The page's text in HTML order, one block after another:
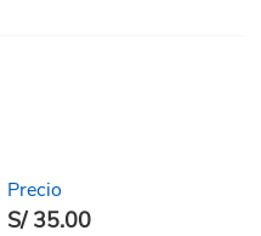
Precio
S/ 35.00